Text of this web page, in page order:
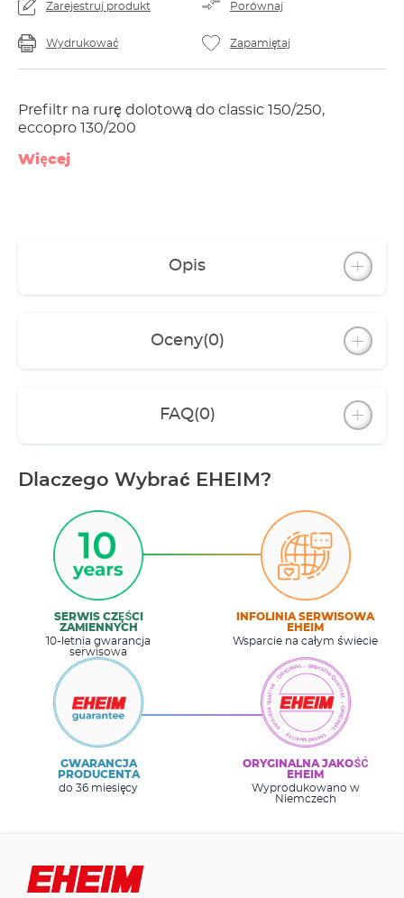
Zarejestruj produkt Porównaj
Wydrukować Zapamiętaj
Prefiltr na rurę dolotową do classic 150/250,
eccopro 130/200
Więcej
Opis
Oceny(0)
FAQ(0)
Dlaczego Wybrać EHEIM?
SERWIS CZĘŚCI
ZAMIENNYCH
10-letnia gwarancja
serwisowa
INFOLINIA SERWISOWA
EHEIM
Wsparcie na całym świecie
GWARANCJA
PRODUCENTA
do 36 miesięcy
ORYGINALNA JAKOŚĆ
EHEIM
Wyprodukowano w
Niemczech